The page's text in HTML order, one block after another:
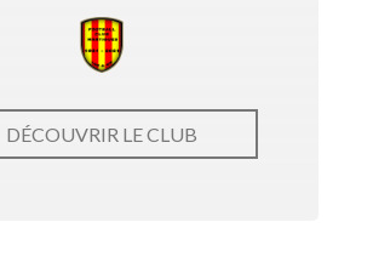
DÉCOUVRIR LE CLUB